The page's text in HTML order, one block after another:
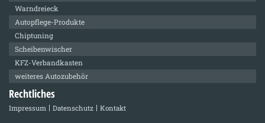
Warndreieck
Autopflege-Produkte
Chiptuning
Scheibenwischer
KFZ-Verbandkasten
weiteres Autozubehör
Rechtliches
Impressum Datenschutz Kontakt